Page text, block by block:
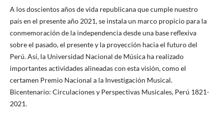
A los doscientos años de vida republicana que cumple nuestro
país en el presente año 2021, se instala un marco propicio para la
conmemoración de la independencia desde una base reflexiva
sobre el pasado, el presente y la proyección hacia el futuro del
Perú. Así, la Universidad Nacional de Música ha realizado
importantes actividades alineadas con esta visión, como el
certamen Premio Nacional a la Investigación Musical.
Bicentenario: Circulaciones y Perspectivas Musicales, Perú 1821-
2021.